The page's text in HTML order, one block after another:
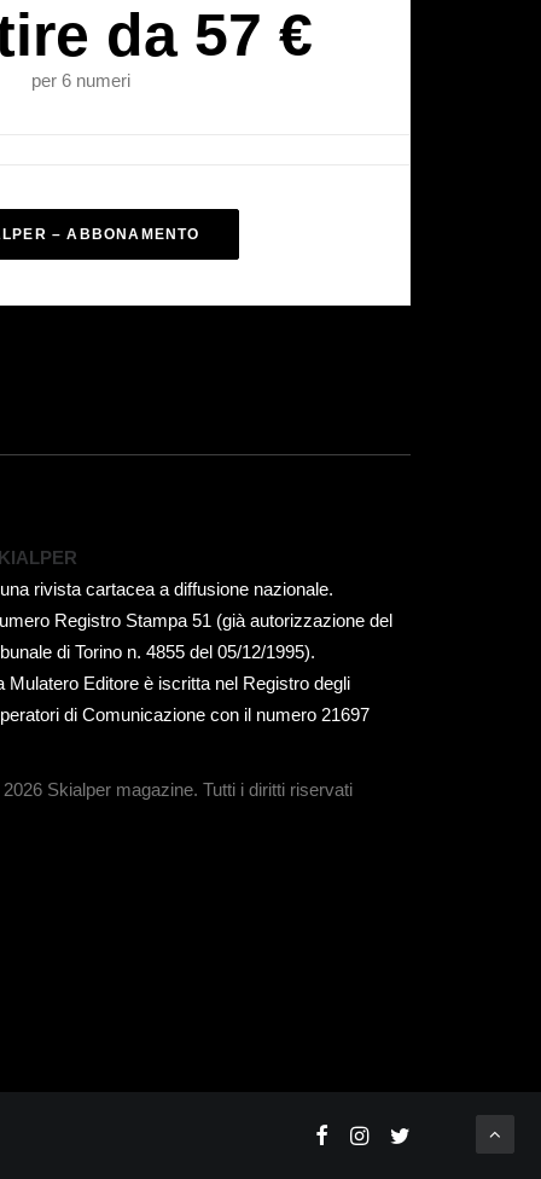
da 57 €
per 6 numeri
– ABBONAMENTO
rivista cartacea a diffusione nazionale.
Registro Stampa 51 (già autorizzazione del
di Torino n. 4855 del 05/12/1995).
Mulatero Editore è iscritta nel Registro degli
di Comunicazione con il numero 21697
Skialper magazine. Tutti i diritti riservati